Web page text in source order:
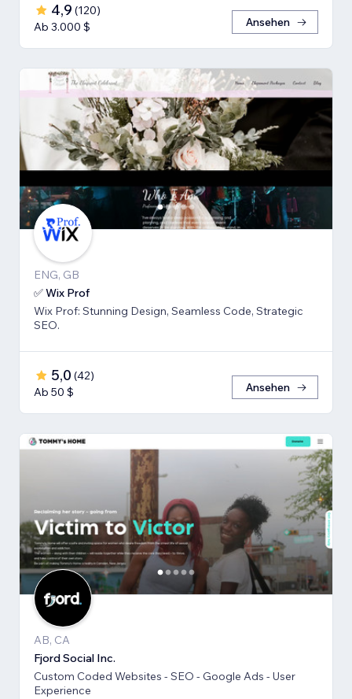
4,9 (120)
Ab 3.000 $
Ansehen
ENG, GB
✅ Wix Prof
Wix Prof: Stunning Design, Seamless Code, Strategic
SEO.
5,0 (42)
Ab 50 $
Ansehen
AB, CA
Fjord Social Inc.
Custom Coded Websites - SEO - Google Ads - User
Experience